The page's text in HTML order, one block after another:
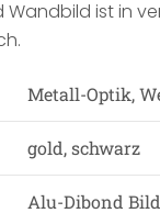
Wandbild ist in
Metall-Optik,
gold, schwarz
Alu-Dibond